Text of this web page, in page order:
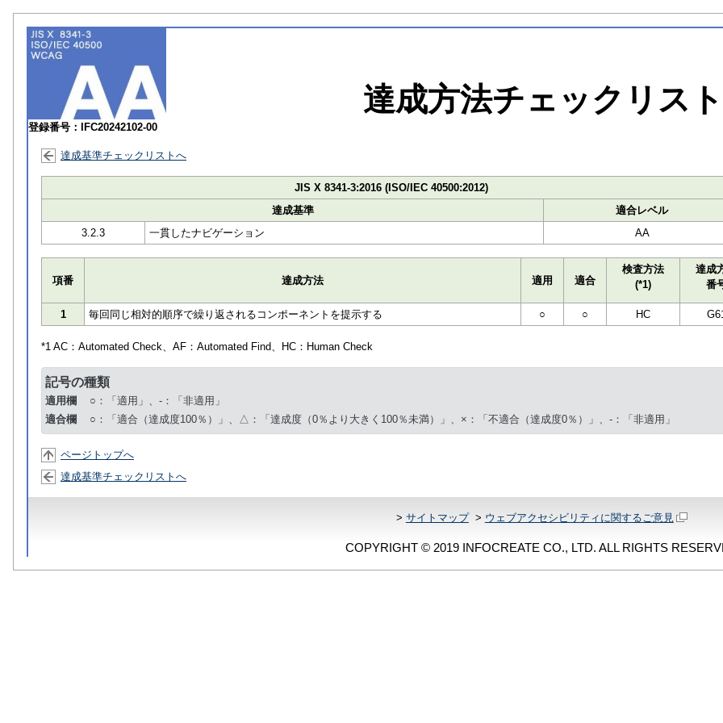
登録番号：IFC20242102-00
達成方法チェックリスト
達成基準チェックリストへ
JIS X 8341-3:2016 (ISO/IEC 40500:2012)
達成基準
適合レベル
3.2.3
一貫したナビゲーション AA
項番 達成方法 適用 適合
検査方法
(*1)
達成
番
1 毎回同じ相対的順序で繰り返されるコンポーネントを提示する ○ ○ HC
*1 AC： Automated Check、AF： Automated Find、HC： Human Check
記号の種類
適用欄
○：「適用」、-：「非適用」
適合欄
○：「適合（達成度100％）」、△：「達成度（0％より大きく100％未満）」、×：「不適合（達成度0％）」、-：「非適用」
ページトップへ
達成基準チェックリストへ
> サイトマップ> ウェブアクセシビリティに関するご意見
COPYRIGHT © 2019 INFOCREATE CO., LTD. ALL RIGHTS